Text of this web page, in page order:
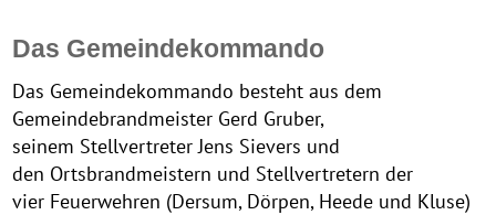
Das Gemeindekommando
Das Gemeindekommando besteht aus dem
Gemeindebrandmeister Gerd Gruber,
seinem Stellvertreter Jens Sievers und
den Ortsbrandmeistern und Stellvertretern der
vier Feuerwehren (Dersum, Dörpen, Heede und Kluse)